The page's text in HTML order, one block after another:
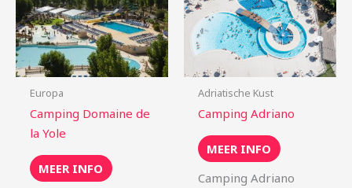
Europa
Camping Domaine de
la Yole
MEER INFO
Adriatische Kust
Camping Adriano
MEER INFO
Camping Adriano